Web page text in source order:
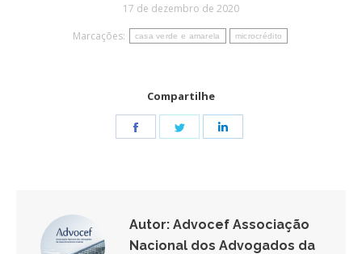
17 de dezembro de 2020
Marcações:
casa verde e amarela microcrédito
Compartilhe
Share
Share
Autor: Advocef Associação
Nacional dos Advogados da